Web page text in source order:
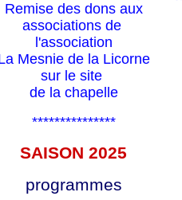
Remise des dons aux
associations de
l'association
Mesnie de la Licorne
sur le site
de la chapelle
***************
SAISON 2025
programmes